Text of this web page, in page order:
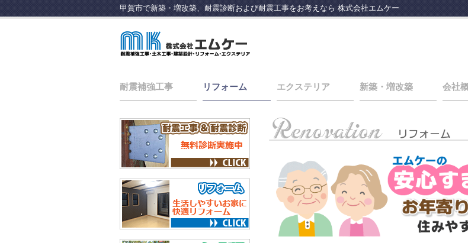
甲賀市で新築・増改築、耐震診断および耐震工事をお考えなら 株式会社エムケー
耐震補強工事 リフォーム エクステリア 新築・増改築 会社